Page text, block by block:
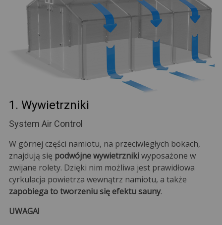
1. Wywietrzniki
System Air Control
W górnej części namiotu, na przeciwległych bokach,
znajdują się podwójne wywietrznikiwyposażone w
zwijane rolety. Dzięki nim możliwa jest prawidłowa
cyrkulacja powietrza wewnątrz namiotu, a także
zapobiega to tworzeniu się efektu sauny.
UWAGA!